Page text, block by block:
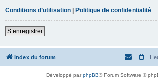
Conditions d’utilisation | Politique de confidentialité
S’enregistrer
Index du forum
Développé parphpBB® Forum Software ©